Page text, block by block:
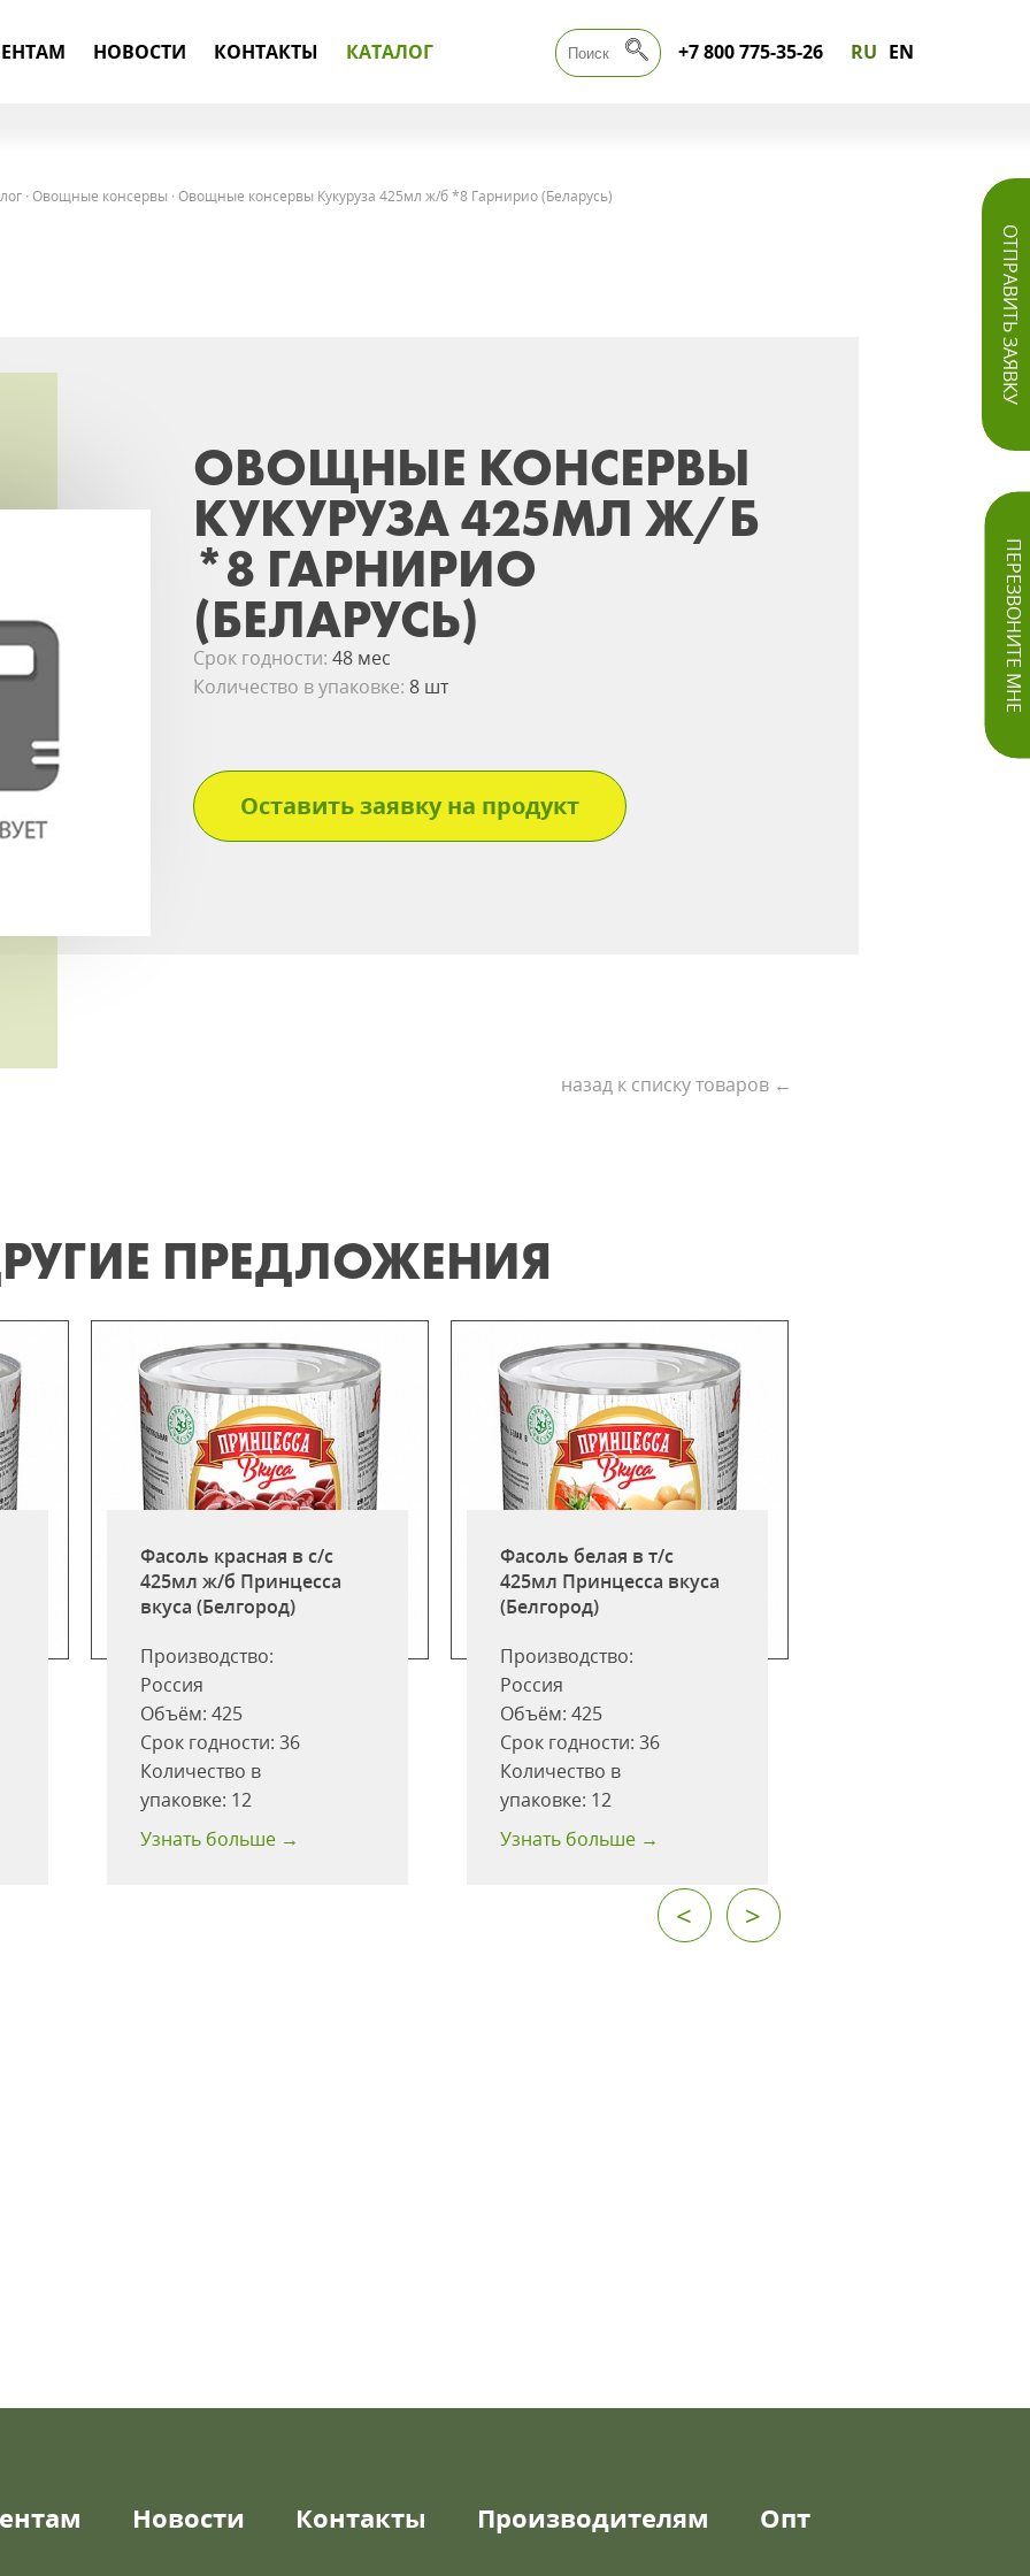
НОВОСТИ КОНТАКТЫ КАТАЛОГ +7 800 775-35-26 RU EN
ОТПРАВИТЬ ЗАЯВКУ
ПЕРЕЗВОНИТЕ МНЕ
· Овощные консервы · Овощные консервы Кукуруза 425мл ж/б *8 Гарнирио (Беларусь)
ОВОЩНЫЕ КОНСЕРВЫ
КУКУРУЗА 425МЛ Ж/Б
*8 ГАРНИРИО
(БЕЛАРУСЬ)
Срок годности:48 мес
Количество в упаковке: 8 шт
Оставить заявку на продукт
назад к списку товаров ←
ПРЕДЛОЖЕНИЯ
Фасоль красная в с/с
425мл ж/б Принцесса
вкуса (Белгород)
Производство:
Россия
Объём:425
Срок годности:36
Количество в
упаковке: 12
Узнать больше →
Фасоль белая в т/с
425мл Принцесса вкуса
(Белгород)
Производство:
Россия
Объём:425
Срок годности:36
Количество в
упаковке: 12
Узнать больше →
< >
Новости Контакты Производителям Опт